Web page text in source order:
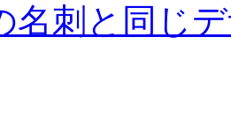
名刺と同じ